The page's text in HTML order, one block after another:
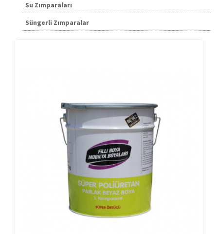
Su Zımparaları
Süngerli Zımparalar